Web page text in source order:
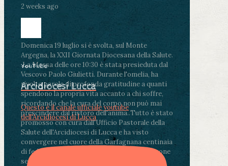
2 weeks ago
Domenica 19 luglio si è svolta, sul Monte
Argegna, la XXII Giornata Diocesana della Salute.
.La Messa delle ore 10:30 è stata presieduta dal
Vescovo Paolo Giulietti. Durante l'omelia, ha
rivolto parole di profonda gratitudine a quanti
spendono la propria vita accanto a chi soffre,
ricordando che la cura del corpo non può mai
prescindere dal ristoro dell'anima..Tutto è stato
promosso con cura dall'Ufficio Pastorale della
Salute dell'Arcidiocesi di Lucca e ha visto
convergere nel cuore della Garfagnana centinaia
di fedeli, operatori sanitari, volontari e persone
segnate dalla malattia.
YouTube
Arcidiocesi Lucca
Questo è il canale ufficiale youtube
dell'Arcidiocesi di Lucca